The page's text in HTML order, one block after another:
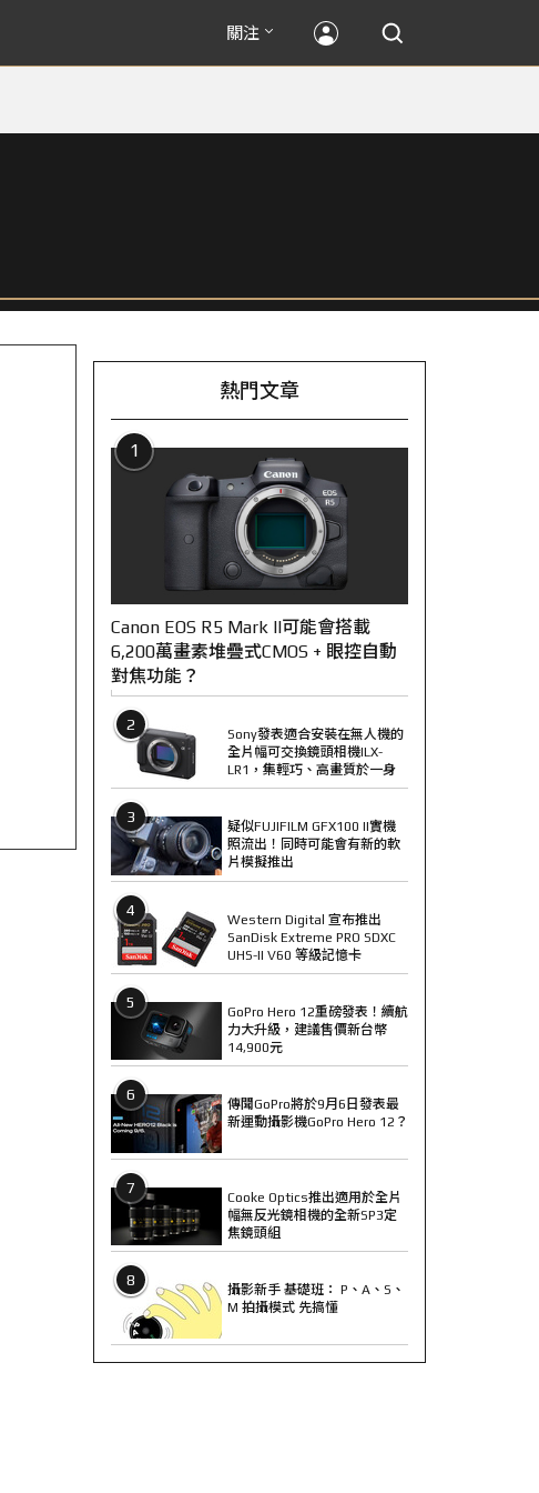
關注
熱門文章
1
Canon EOS R5 Mark II可能會搭載
6,200萬畫素堆疊式CMOS + 眼控自動
對焦功能？
2
Sony發表適合安裝在無人機的
全片幅可交換鏡頭相機ILX-
LR1，集輕巧、高畫質於一身
3
疑似FUJIFILM GFX100 II實機
照流出！同時可能會有新的軟
片模擬推出
4
Western Digital 宣布推出
SanDisk Extreme PRO SDXC
UHS-II V60 等級記憶卡
5
GoPro Hero 12重磅發表！續航
力大升級，建議售價新台幣
14,900元
6
傳聞GoPro將於9月6日發表最
新運動攝影機GoPro Hero 12？
7
Cooke Optics推出適用於全片
幅無反光鏡相機的全新SP3定
焦鏡頭組
8
攝影新手 基礎班： P、A、S、
M 拍攝模式 先搞懂